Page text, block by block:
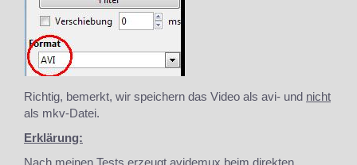
Richtig, bemerkt, wir speichern das Video als avi- und nicht
als mkv-Datei.
Erklärung:
Nach meinen Tests erzeugt avidemux beim direkten